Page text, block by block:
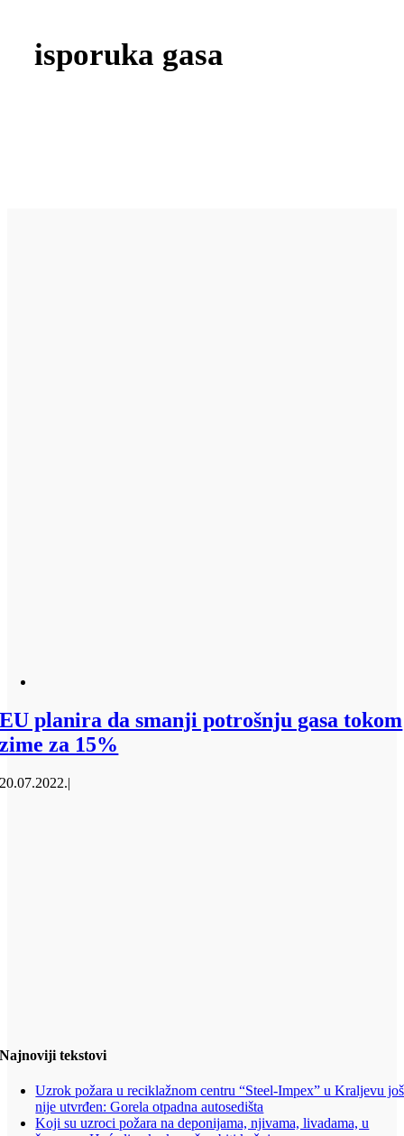
isporuka gasa
EU planira da smanji potrošnju gasa tokom
zime za 15%
20.07.2022.|
Najnoviji tekstovi
Uzrok požara u reciklažnom centru “Steel-Impex” u Kraljevu još
nije utvrđen: Gorela otpadna autosedišta
Koji su uzroci požara na deponijama, njivama, livadama, u